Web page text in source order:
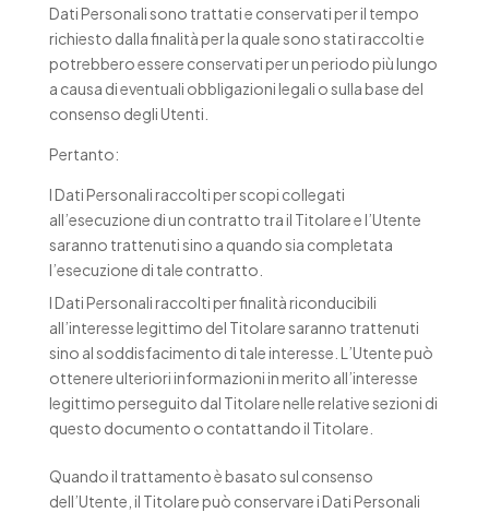
Dati Personali sono trattati e conservati per il tempo
richiesto dalla finalità per la quale sono stati raccolti e
potrebbero essere conservati per un periodo più lungo
a causa di eventuali obbligazioni legali o sulla base del
consenso degli Utenti.
Pertanto:
I Dati Personali raccolti per scopi collegati
all’esecuzione di un contratto tra il Titolare e l’Utente
saranno trattenuti sino a quando sia completata
l’esecuzione di tale contratto.
I Dati Personali raccolti per finalità riconducibili
all’interesse legittimo del Titolare saranno trattenuti
sino al soddisfacimento di tale interesse. L’Utente può
ottenere ulteriori informazioni in merito all’interesse
legittimo perseguito dal Titolare nelle relative sezioni di
questo documento o contattando il Titolare.
Quando il trattamento è basato sul consenso
dell’Utente, il Titolare può conservare i Dati Personali